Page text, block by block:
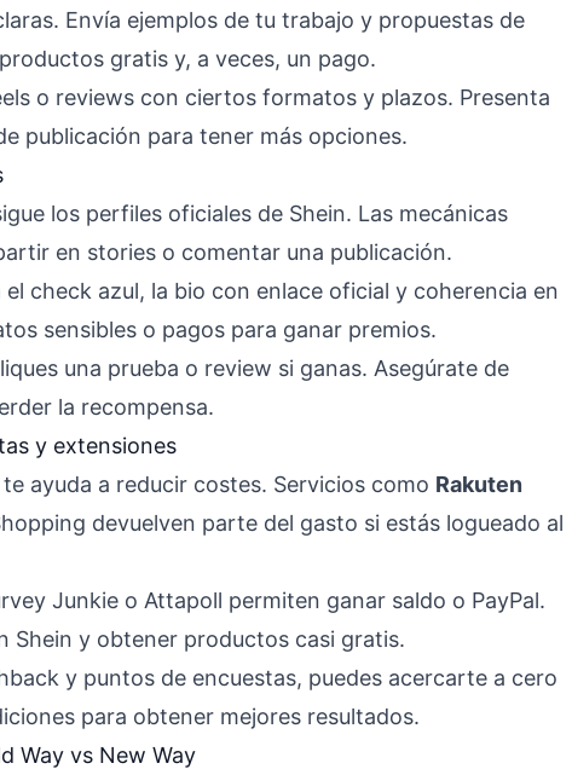
Envía ejemplos de tu trabajo y propuestas de
gratis y, a veces, un pago.
o reviews con ciertos formatos y plazos. Presenta
publicación para tener más opciones.
los perfiles oficiales de Shein. Las mecánicas
en stories o comentar una publicación.
check azul, la bio con enlace oficial y coherencia en
sensibles o pagos para ganar premios.
una prueba o review si ganas. Asegúrate de
la recompensa.
y extensiones
ayuda a reducir costes. Servicios como Rakuten
devuelven parte del gasto si estás logueado al
Junkie o Attapoll permiten ganar saldo o PayPal.
Shein y obtener productos casi gratis.
y puntos de encuestas, puedes acercarte a cero
para obtener mejores resultados.
Way vs New Way